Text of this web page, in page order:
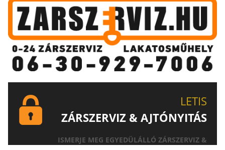
LETIS
ZÁRSZERVIZ & AJTÓNYITÁS
ISMERJE MEG EGYEDÜLÁLLÓ ZÁRSZERVIZ &